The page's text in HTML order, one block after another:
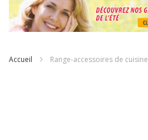
Skip
to
Accueil Range-accessoires de cuisine